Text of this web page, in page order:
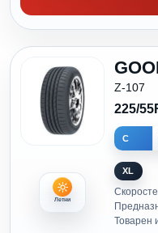
Летни
Z-107
225/
C
XL
Товарен